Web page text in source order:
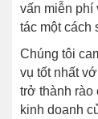
vấn miễn phí
tác một cách
Chúng tôi
vụ tốt nhất
trở thành rào
kinh doanh